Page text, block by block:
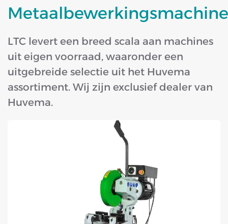
LTC levert een breed scala aan machines
uit eigen voorraad, waaronder een
uitgebreide selectie uit het Huvema
assortiment. Wij zijn exclusief dealer van
Huvema.
BENT U OP ZOEK NAAR EEN ZAAGMACHINE?
ONTDEK ONS ASSORTIMENT ZAAGMACHINES